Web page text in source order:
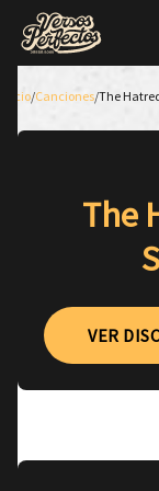
Inicio/Canciones/The
The
VER